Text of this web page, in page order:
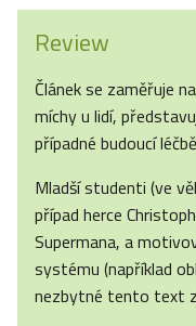
Review
Článek se zaměřuje
míchy u lidí,
případné budoucí
Mladší studenti (ve
případ herce
Supermana, a
systému (například
nezbytné tento text